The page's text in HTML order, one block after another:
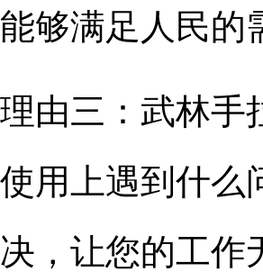
能够满足人民的
理由三：武林手
使用上遇到什么
决，让您的工作